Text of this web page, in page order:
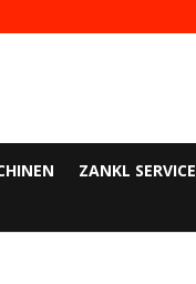
ZANKL SERVICE